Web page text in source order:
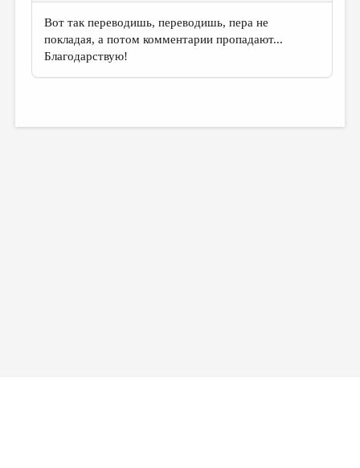
Вот так переводишь, переводишь, пера не
покладая, а потом комментарии пропадают...
Благодарствую!